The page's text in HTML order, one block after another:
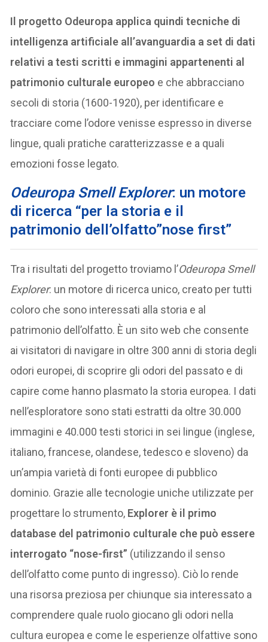
Il progetto Odeuropa applica quindi tecniche di
intelligenza artificiale all’avanguardia a set di dati
relativi a testi scritti e immagini appartenenti al
patrimonio culturale europeo e che abbracciano
secoli di storia (1600-1920), per identificare e
tracciare come l’odore venisse espresso in diverse
lingue, quali pratiche caratterizzasse e a quali
emozioni fosse legato.
Odeuropa Smell Explorer: un motore
di ricerca “per la storia e il
patrimonio dell’olfatto”nose first”
Tra i risultati del progetto troviamo l’Odeuropa Smell
Explorer: un motore di ricerca unico, creato per tutti
coloro che sono interessati alla storia e al
patrimonio dell’olfatto. È un sito web che consente
ai visitatori di navigare in oltre 300 anni di storia degli
odori europei, di scoprire gli odori del passato e di
capire come hanno plasmato la storia europea. I dati
nell’esploratore sono stati estratti da oltre 30.000
immagini e 40.000 testi storici in sei lingue (inglese,
italiano, francese, olandese, tedesco e sloveno) da
un’ampia varietà di fonti europee di pubblico
dominio. Grazie alle tecnologie uniche utilizzate per
progettare lo strumento, Explorer è il primo
database del patrimonio culturale che può essere
interrogato “nose-first” (utilizzando il senso
dell’olfatto come punto di ingresso). Ciò lo rende
una risorsa preziosa per chiunque sia interessato a
comprendere quale ruolo giocano gli odori nella
cultura europea e come le esperienze olfattive sono